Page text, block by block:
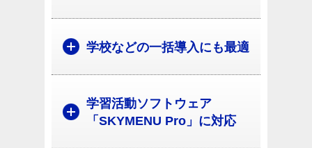
学校などの一括導入にも最適
学習活動ソフトウェア
「SKYMENU Pro」に対応